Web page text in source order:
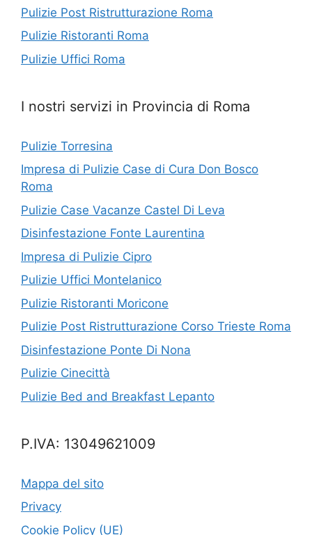
Pulizie Post Ristrutturazione Roma
Pulizie Ristoranti Roma
Pulizie Uffici Roma
I nostri servizi in Provincia di Roma
Pulizie Torresina
Impresa di Pulizie Case di Cura Don Bosco
Roma
Pulizie Case Vacanze Castel Di Leva
Disinfestazione Fonte Laurentina
Impresa di Pulizie Cipro
Pulizie Uffici Montelanico
Pulizie Ristoranti Moricone
Pulizie Post Ristrutturazione Corso Trieste Roma
Disinfestazione Ponte Di Nona
Pulizie Cinecittà
Pulizie Bed and Breakfast Lepanto
P.IVA: 13049621009
Mappa del sito
Privacy
Cookie Policy (UE)